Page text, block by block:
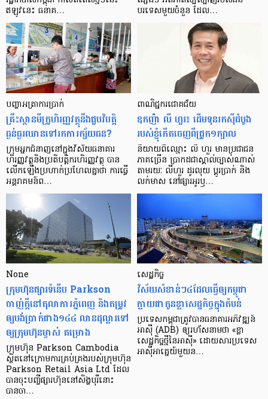
ឥឡូវ​នេះ ធនាគ…
បរទេស​មួយ​ចំនួន ដែល…
បញ្ហា​អត្រា​ការប្រាក់
គ្រឹះស្ថាន​មីក្រូ​ហិរញ្ញវត្ថុ​នឹង​ជួប​វិបត្តិ​
ធ្ងន់ធ្ងរ​ឈាន​ទៅ​រក​ការ​ក្ស័យធន?
ក្រុម​អ្នក​ជំនាញ​នៅ​ក្នុង​វិស័យ​ធនាគារ
ហិរញ្ញវត្ថុ​និង​ប្រតិបត្តិករ​ហិរញ្ញ​វត្ថុ បាន​​
លើក​ឡើង​ប្រហាក់​ប្រហែល​គ្នា​ថា ការ​ធ្វើ​
អន្តរាគមន៍​ព…
ពាណិជ្ជករជោគជ័យ
ឧកញ៉ា លី ហួរ៖ ដើមទុនរកស៊ីដំបូង
របស់ខ្ញុំកើតចេញពីជ្រូក១ក្បាល
និយាយ​ពី​ឈ្មោះ លី ហួរ មាន​ប្រជាជន​
ភាគ​ច្រើន ប្រាកដ​ជា​ស្គាល់​ច្បាស់​ណាស់
តាមរយៈ លីហួរ ដូរ​លុយ ប្តូរ​បា្រក់ និង​
លក់​មាស នៅ​ផ្សារ​អូរ​ឫ…
None
ក្រុមហ៊ុនផ្សារទំនើប Parkson
ចាញ់ក្ដីនៅតុលាការភ្នំពេញ និងតម្រូវ
ឲ្យបង់ប្រាក់ជាង១៤៤ លានដុល្លារទៅ
ឲ្យក្រុមហ៊ុនម្ចាស់ គម្រោង
ក្រុមហ៊ុន Parkson Cambodia
ស្ថិតនៅក្រោមការគ្រប់គ្រងរបស់ក្រុមហ៊ុន
Parkson Retail Asia Ltd ដែល
បានចុះបញ្ចីផ្សារហ៊ុននៅសិង្ហបុរីនោះ
បានចា…
សេដ្ឋកិច្ច​
វិស័យ​សំខាន់ៗ​៤​ដែល​ធ្វើ​ឲ្យ​កម្ពុជា​
ក្លាយ​ជា​កូន​ខ្លា​សេដ្ឋកិច្ច​ក្នុង​តំបន់
ប្រទេស​កម្ពុជា​ត្រូវ​បាន​ធនាគារ​អភិវឌ្ឍន៍​
អាស៊ី (ADB) ឲ្យ​រហ័ស​នាមថា «ខ្លា​
សេដ្ឋកិច្ច​ថ្មី​នៃ​អាស៊ី» ដោយសារ​ប្រទេស​
អាស៊ី​អាគ្នេយ៍​មួយ​ន…